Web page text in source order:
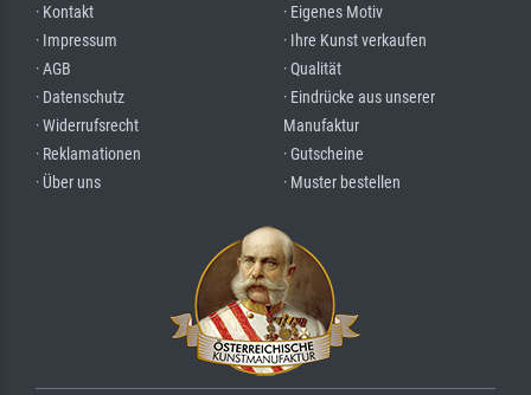
· Kontakt
· Impressum
· AGB
· Datenschutz
· Widerrufsrecht
· Reklamationen
· Über uns
· Eigenes Motiv
· Ihre Kunst verkaufen
· Qualität
· Eindrücke aus unserer
Manufaktur
· Gutscheine
· Muster bestellen